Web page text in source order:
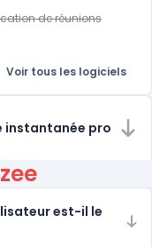
de réunions
Voir tous les logiciels
instantanée pro
est-il le